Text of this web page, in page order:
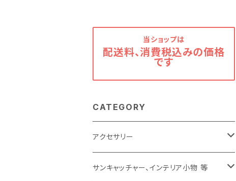
当ショップは
配送料、消費税込みの価格
です
CATEGORY
アクセサリー
ピアス
サンキャッチャー、インテリア小物 等